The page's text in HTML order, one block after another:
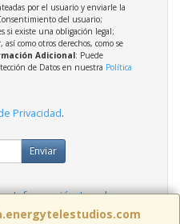
por el usuario y enviarle la
del usuario;
si existe una obligación legal;
como otros derechos, como se
Adicional: Puede
de Datos en nuestra Política
Privacidad.
Enviar
Información Legal
Política de Cookies